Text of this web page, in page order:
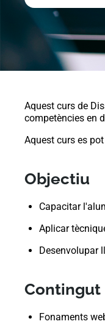
Aquest curs de
competències en
Aquest curs es
Objectiu
Capacitar
Aplicar
Desenvolupar
Contingut
Fonaments